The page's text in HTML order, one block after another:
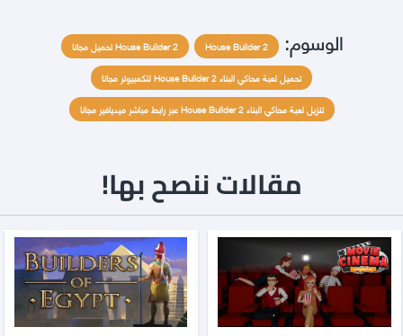
الوسوم: House Builder 2
House Builder 2 تحميل مجانا
تحميل لعبة محاكي البناء House Builder 2 للكمبيوتر مجانا
تنزيل لعبة محاكي البناء House Builder 2 عبر رابط مباشر ميديافير مجانا
مقالات ننصح بها!